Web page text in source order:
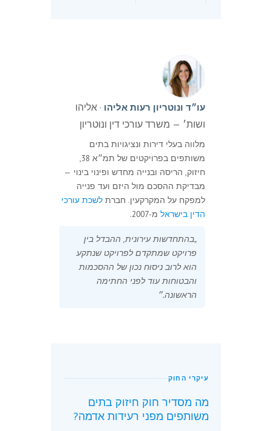
עו״ד ונוטריון רעות אליהו · אליהו
ושות׳ — משרד עורכי דין ונוטריון
מלווה בעלי דירות ונציגויות בתים
משותפים בפרויקטים של תמ״א 38,
חיזוק, הריסה ובנייה מחדש ופינוי בינוי —
מבדיקת ההסכם מול היזם ועד פנייה
למפקח על המקרקעין. חברת לשכת עורכי
הדין בישראל מ-2007.
„בהתחדשות עירונית, ההבדל בין
פרויקט שמתקדם לפרויקט שנתקע
הוא לרוב ניסוח נכון של ההסכמות
והבטוחות עוד לפני החתימה
הראשונה.״
עיקרי החוק
מה מסדיר חוק חיזוק בתים
משותפים מפני רעידות אדמה?